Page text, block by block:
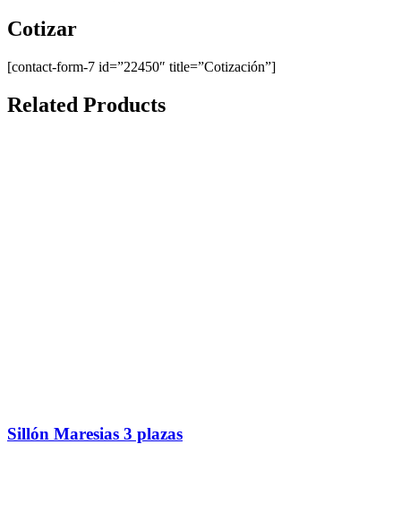
Cotizar
[contact-form-7 id=”22450″ title=”Cotización”]
Related Products
Sillón Maresias 3 plazas